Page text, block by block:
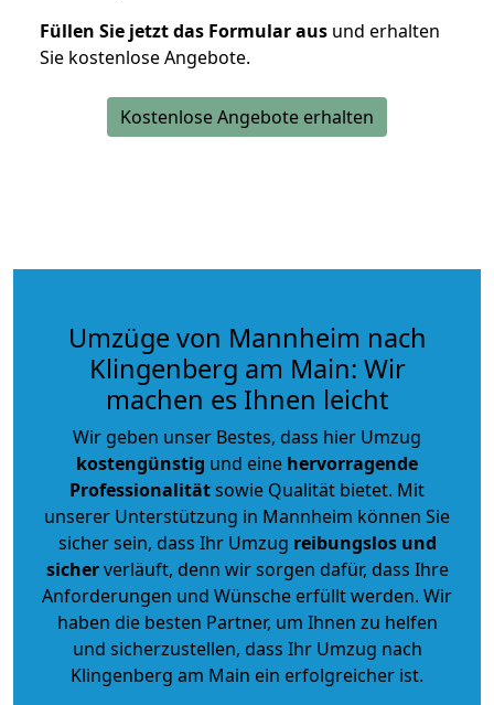
Füllen Sie jetzt das Formular aus und erhalten
Sie kostenlose Angebote.
Kostenlose Angebote erhalten
Umzüge von Mannheim nach
Klingenberg am Main: Wir
machen es Ihnen leicht
Wir geben unser Bestes, dass hier Umzug
kostengünstig und eine hervorragende
Professionalitätsowie Qualität bietet. Mit
unserer Unterstützung in Mannheim können Sie
sicher sein, dass Ihr Umzug reibungslos und
sicherverläuft, denn wir sorgen dafür, dass Ihre
Anforderungen und Wünsche erfüllt werden. Wir
haben die besten Partner, um Ihnen zu helfen
und sicherzustellen, dass Ihr Umzug nach
Klingenberg am Main ein erfolgreicher ist.